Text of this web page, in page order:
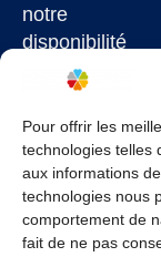
Pour offrir les
technologies telles
aux informations
technologies nous
comportement de
fait de ne pas
notre
disponibilité
garantissent
un service de
qualité à un
juste prix.